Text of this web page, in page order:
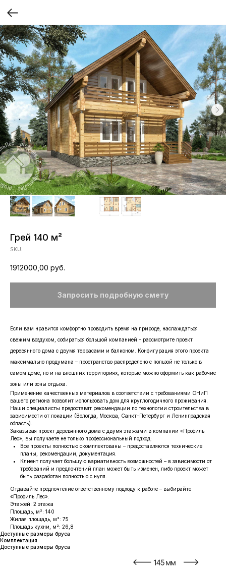
Грей 140 м²
SKU:
1912000,00 руб.
Запросить подробную смету
Если вам нравится комфортно проводить время на природе, наслаждаться
свежим воздухом, собираться большой компанией – рассмотрите проект
деревянного дома с двумя террасами и балконом. Конфигурация этого проекта
максимально продумана – пространство распределено с пользой не только в
самом доме, но и на внешних территориях, которые можно оформить как рабочие
зоны или зоны отдыха.
Применение качественных материалов в соответствии с требованиями СНиП
вашего региона позволит использовать дом для круглогодичного проживания.
Наши специалисты предоставят рекомендации по технологии строительства в
зависимости от локации (Вологда, Москва, Санкт-Петербург и Ленинградская
область).
Заказывая проект деревянного дома с двумя этажами в компании «Профиль
Лес», вы получаете не только профессиональный подход:
Все проекты полностью скомплектованы – предоставляются технические
планы, рекомендации, документация.
Клиент получает большую вариативность возможностей – в зависимости от
требований и предпочтений план может быть изменен, либо проект может
быть разработан полностью с нуля.
Отдавайте предпочтение ответственному подходу к работе – выбирайте
«Профиль Лес».
Этажей: 2 этажа
Площадь, м²: 140
Жилая площадь, м²: 75
Площадь кухни, м²: 26,8
Доступные размеры бруса
Комплектация
Доступные размеры бруса